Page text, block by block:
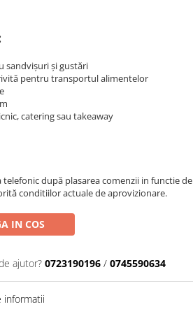
sandvișuri și gustări
pentru transportul alimentelor
catering sau takeaway
telefonic după plasarea comenzii in functie de
conditiilor actuale de aprovizionare.
IN COS
ajutor? 0723190196 / 0745590634
informatii